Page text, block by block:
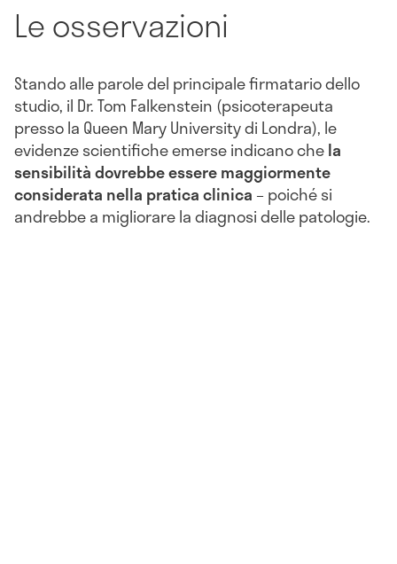
Le osservazioni
Stando alle parole del principale firmatario dello
studio, il Dr. Tom Falkenstein (psicoterapeuta
presso la Queen Mary University di Londra), le
evidenze scientifiche emerse indicano chela
sensibilità dovrebbe essere maggiormente
considerata nella pratica clinica – poiché si
andrebbe a migliorare la diagnosi delle patologie.